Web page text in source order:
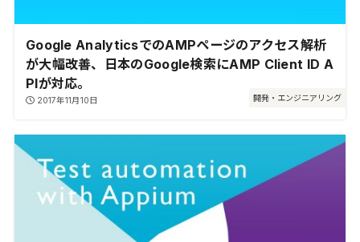
開発・エンジニアリング
Google AnalyticsでのAMPページのアクセス解析
が大幅改善、日本のGoogle検索にAMP Client ID A
PIが対応。
2017年11月10日